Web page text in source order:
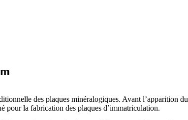
des plaques minéralogiques. Avant l’apparition du
pour la fabrication des plaques d’immatriculation.